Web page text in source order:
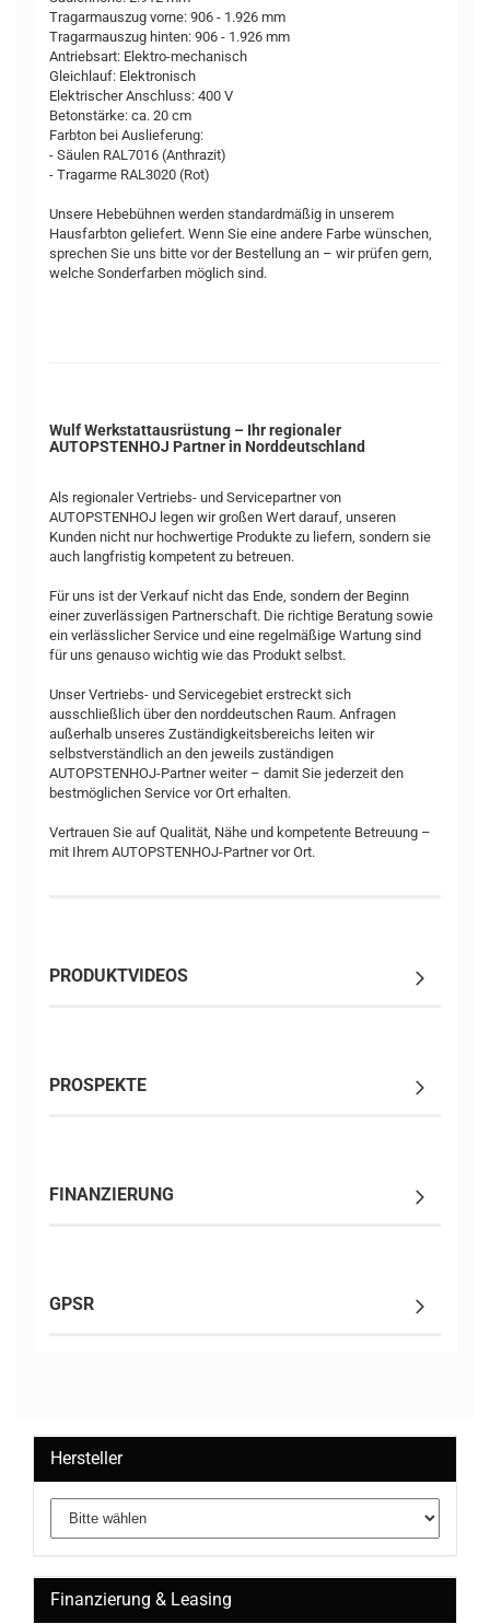
Tragarmauszug vorne: 906 - 1.926 mm
Tragarmauszug hinten: 906 - 1.926 mm
Antriebsart: Elektro-mechanisch
Gleichlauf: Elektronisch
Elektrischer Anschluss: 400 V
Betonstärke: ca. 20 cm
Farbton bei Auslieferung:
- Säulen RAL7016 (Anthrazit)
- Tragarme RAL3020 (Rot)
Unsere Hebebühnen werden standardmäßig in unserem
Hausfarbton geliefert. Wenn Sie eine andere Farbe wünschen,
sprechen Sie uns bitte vor der Bestellung an – wir prüfen gern,
welche Sonderfarben möglich sind.
Wulf Werkstattausrüstung – Ihr regionaler
AUTOPSTENHOJ Partner in Norddeutschland
Als regionaler Vertriebs- und Servicepartner von
AUTOPSTENHOJ legen wir großen Wert darauf, unseren
Kunden nicht nur hochwertige Produkte zu liefern, sondern sie
auch langfristig kompetent zu betreuen.
Für uns ist der Verkauf nicht das Ende, sondern der Beginn
einer zuverlässigen Partnerschaft. Die richtige Beratung sowie
ein verlässlicher Service und eine regelmäßige Wartung sind
für uns genauso wichtig wie das Produkt selbst.
Unser Vertriebs- und Servicegebiet erstreckt sich
ausschließlich über den norddeutschen Raum. Anfragen
außerhalb unseres Zuständigkeitsbereichs leiten wir
selbstverständlich an den jeweils zuständigen
AUTOPSTENHOJ-Partner weiter – damit Sie jederzeit den
bestmöglichen Service vor Ort erhalten.
Vertrauen Sie auf Qualität, Nähe und kompetente Betreuung –
mit Ihrem AUTOPSTENHOJ-Partner vor Ort.
PRODUKTVIDEOS
PROSPEKTE
FINANZIERUNG
GPSR
Hersteller
Finanzierung & Leasing